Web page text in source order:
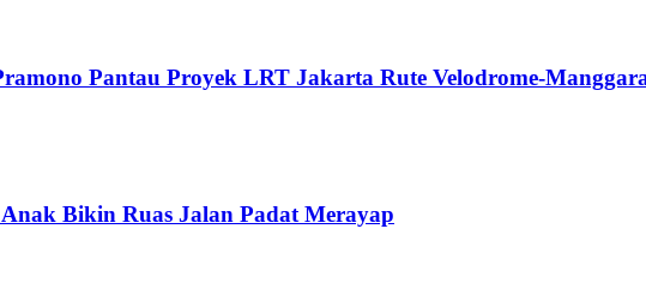
Pantau Proyek LRT Jakarta Rute Velodrome-
Bikin Ruas Jalan Padat Merayap